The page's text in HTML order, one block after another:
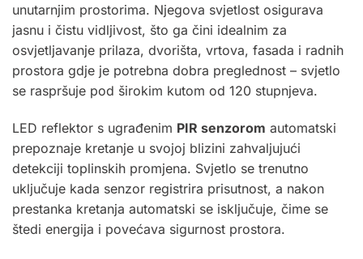
unutarnjim prostorima. Njegova svjetlost osigurava
jasnu i čistu vidljivost, što ga čini idealnim za
osvjetljavanje prilaza, dvorišta, vrtova, fasada i radnih
prostora gdje je potrebna dobra preglednost – svjetlo
se raspršuje pod širokim kutom od 120 stupnjeva.
LED reflektor s ugrađenim PIR senzorom automatski
prepoznaje kretanje u svojoj blizini zahvaljujući
detekciji toplinskih promjena. Svjetlo se trenutno
uključuje kada senzor registrira prisutnost, a nakon
prestanka kretanja automatski se isključuje, čime se
štedi energija i povećava sigurnost prostora.